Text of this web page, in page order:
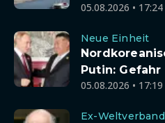
05.08.2026 •
Neue Einheit
Putin:
05.08.2026 •
Ex-